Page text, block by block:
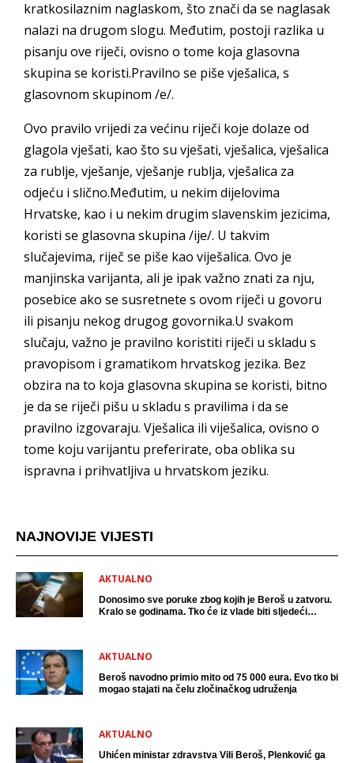
kratkosilaznim naglaskom, što znači da se naglasak
nalazi na drugom slogu. Međutim, postoji razlika u
pisanju ove riječi, ovisno o tome koja glasovna
skupina se koristi.Pravilno se piše vješalica, s
glasovnom skupinom /e/.
Ovo pravilo vrijedi za većinu riječi koje dolaze od
glagola vješati, kao što su vješati, vješalica, vješalica
za rublje, vješanje, vješanje rublja, vješalica za
odjeću i slično.Međutim, u nekim dijelovima
Hrvatske, kao i u nekim drugim slavenskim jezicima,
koristi se glasovna skupina /ije/. U takvim
slučajevima, riječ se piše kao viješalica. Ovo je
manjinska varijanta, ali je ipak važno znati za nju,
posebice ako se susretnete s ovom riječi u govoru
ili pisanju nekog drugog govornika.U svakom
slučaju, važno je pravilno koristiti riječi u skladu s
pravopisom i gramatikom hrvatskog jezika. Bez
obzira na to koja glasovna skupina se koristi, bitno
je da se riječi pišu u skladu s pravilima i da se
pravilno izgovaraju. Vješalica ili viješalica, ovisno o
tome koju varijantu preferirate, oba oblika su
ispravna i prihvatljiva u hrvatskom jeziku.
NAJNOVIJE VIJESTI
AKTUALNO
Donosimo sve poruke zbog kojih je Beroš u zatvoru.
Kralo se godinama. Tko će iz vlade biti sljedeći
AKTUALNO
Beroš navodno primio mito od 75 000 eura. Evo tko bi
mogao stajati na čelu zločinačkog udruženja
AKTUALNO
Uhićen ministar zdravstva Vili Beroš, Plenković ga